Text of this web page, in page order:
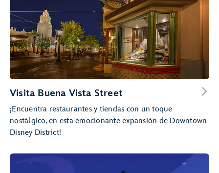
Visita Buena Vista Street
¡Encuentra restaurantes y tiendas con un toque
nostálgico, en esta emocionante expansión de Downtown
Disney District!